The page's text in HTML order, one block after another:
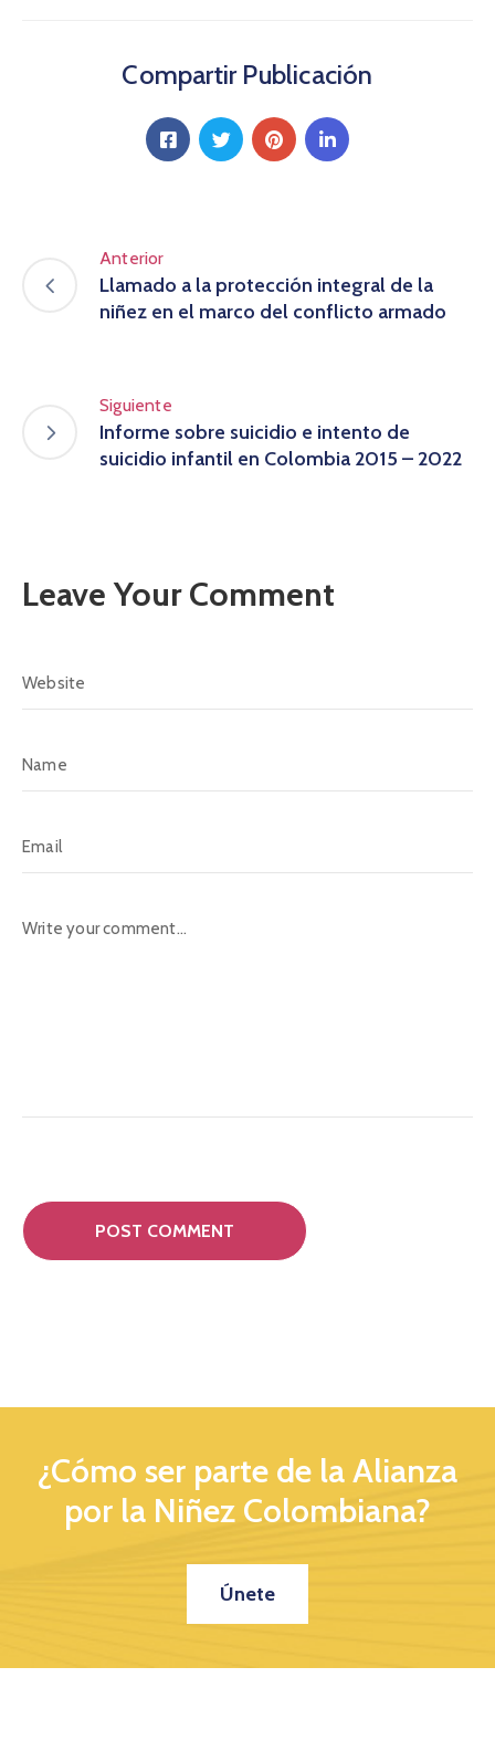
Compartir Publicación
Anterior
Llamado a la protección integral de la
niñez en el marco del conflicto armado
Siguiente
Informe sobre suicidio e intento de
suicidio infantil en Colombia 2015 – 2022
Leave Your Comment
¿Cómo ser parte de la Alianza
por la Niñez Colombiana?
Únete